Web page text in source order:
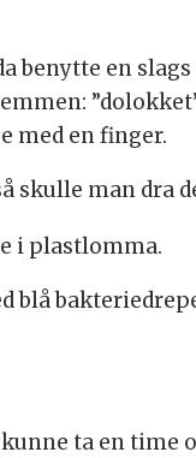
benytte en
med en finger.
skulle man dra
i plastlomma.
ta en